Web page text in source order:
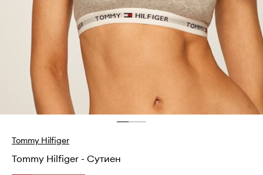
Tommy Hilfiger
Tommy Hilfiger - Сутиен